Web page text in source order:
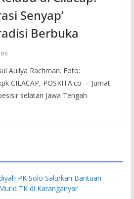
Senyap’
Berbuka
Auliya Rachman. Foto:
CILACAP, POSKITA.co – Jumat
selatan Jawa Tengah
PK Solo Salurkan Bantuan
TK di Karanganyar